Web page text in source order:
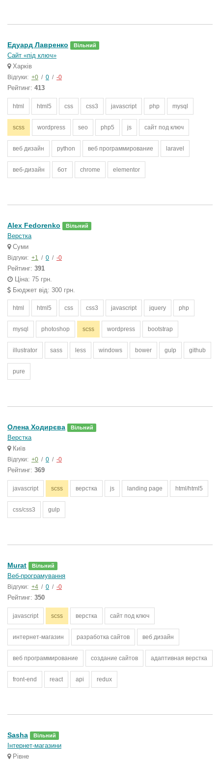
Едуард Лавренко Вільний
Сайт «під ключ»
Харків
Відгуки: +0 / 0 / -0
Рейтинг: 413
html html5 css css3 javascript php mysql
scss wordpress seo php5 js сайт под ключ
веб дизайн python веб программирование laravel
веб-дизайн бот chrome elementor
Alex Fedorenko Вільний
Верстка
Суми
Відгуки: +1 / 0 / -0
Рейтинг: 391
Ціна: 75 грн.
Бюджет від: 300 грн.
html html5 css css3 javascript jquery php
mysql photoshop scss wordpress bootstrap
illustrator sass less windows bower gulp github
pure
Олена Ходирєва Вільний
Верстка
Київ
Відгуки: +0 / 0 / -0
Рейтинг: 369
javascript scss верстка js landing page html/html5
css/css3 gulp
Murat Вільний
Веб-програмування
Відгуки: +4 / 0 / -0
Рейтинг: 350
javascript scss верстка сайт под ключ
интернет-магазин разработка сайтов веб дизайн
веб программирование создание сайтов адаптивная верстка
front-end react api redux
Sasha Вільний
Інтернет-магазини
Рівне